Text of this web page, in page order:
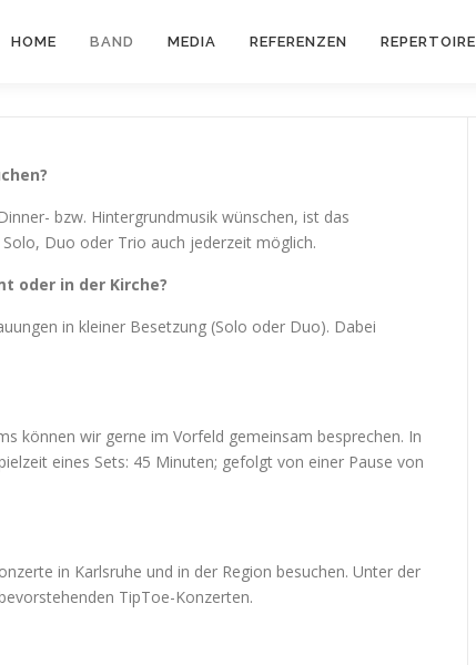
HOME BAND MEDIA REFERENZEN REPERTOIRE
bzw. Hintergrundmusik wünschen, ist das
Duo oder Trio auch jederzeit möglich.
oder in der Kirche?
in kleiner Besetzung (Solo oder Duo). Dabei
können wir gerne im Vorfeld gemeinsam besprechen. In
eines Sets: 45 Minuten; gefolgt von einer Pause von
in Karlsruhe und in der Region besuchen. Unter der
TipToe-Konzerten.